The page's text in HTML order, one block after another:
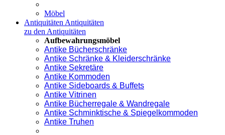
Möbel
Antiquitäten Antiquitäten
zu den Antiquitäten
Aufbewahrungsmöbel
Antike Bücherschränke
Antike Schränke & Kleiderschränke
Antike Sekretäre
Antike Kommoden
Antike Sideboards & Buffets
Antike Vitrinen
Antike Bücherregale & Wandregale
Antike Schminktische & Spiegelkommoden
Antike Truhen